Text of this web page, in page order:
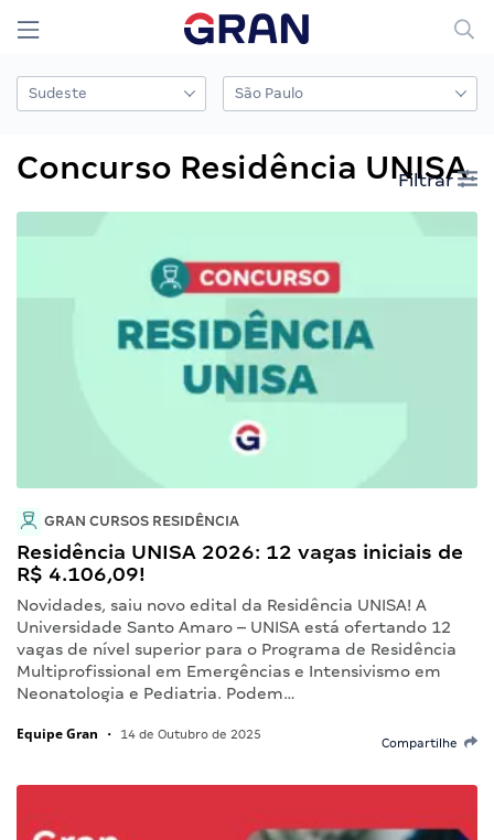
Concurso Residência UNISA
Filtrar
GRAN CURSOS RESIDÊNCIA
Residência UNISA 2026: 12 vagas iniciais de
R$ 4.106,09!
Novidades, saiu novo edital da Residência UNISA! A
Universidade Santo Amaro – UNISA está ofertando 12
vagas de nível superior para o Programa de Residência
Multiprofissional em Emergências e Intensivismo em
Neonatologia e Pediatria. Podem…
Equipe Gran • 14 de Outubro de 2025
Compartilhe